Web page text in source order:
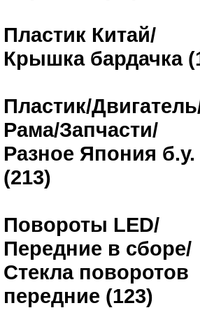
Пластик Китай/
Крышка бардачка
Пластик/
Рама/Запчасти/
Разное Япония б.у.
(213)
Повороты LED/
Передние в сборе/
Стекла поворотов
передние (123)